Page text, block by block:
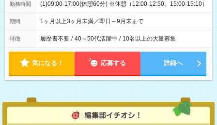
勤務時間 (1)09:00-17:00(休憩60分) ※休憩（12:00-12:50、15:00-15:10）
期間 1ヶ月以上3ヶ月未満／即日～9月末まで
特徴 履歴書不要 / 40～50代活躍中 / 10名以上の大量募集
気になる！ 応募する 詳細へ